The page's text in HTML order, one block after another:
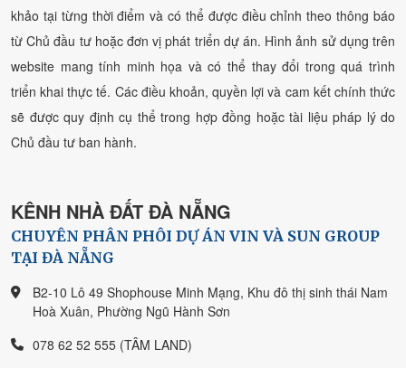
khảo tại từng thời điểm và có thể được điều chỉnh theo thông báo
từ Chủ đầu tư hoặc đơn vị phát triển dự án. Hình ảnh sử dụng trên
website mang tính minh họa và có thể thay đổi trong quá trình
triển khai thực tế. Các điều khoản, quyền lợi và cam kết chính thức
sẽ được quy định cụ thể trong hợp đồng hoặc tài liệu pháp lý do
Chủ đầu tư ban hành.
KÊNH NHÀ ĐẤT ĐÀ NẴNG
CHUYÊN PHÂN PHÔI DỰ ÁN VIN VÀ SUN GROUP
TẠI ĐÀ NẴNG
B2-10 Lô 49 Shophouse Minh Mạng, Khu đô thị sinh thái Nam
Hoà Xuân, Phường Ngũ Hành Sơn
078 62 52 555 (TÂM LAND)